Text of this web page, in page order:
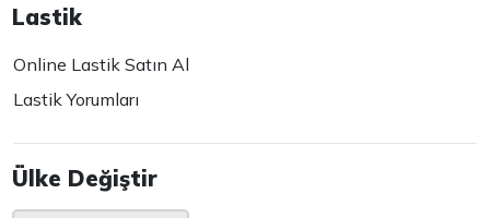
Lastik
Online Lastik Satın Al
Lastik Yorumları
Ülke Değiştir